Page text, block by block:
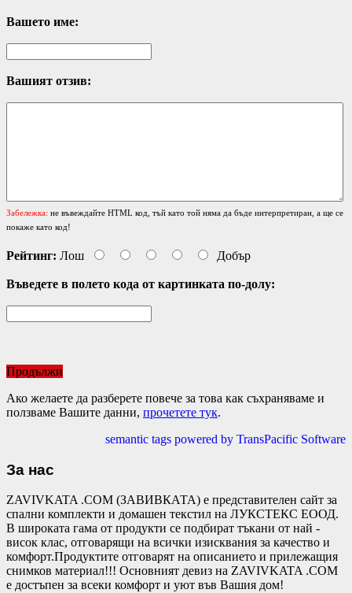
Вашето име:
Вашият отзив:
Забележка: не въвеждайте HTML код, тъй като той няма да бъде интерпретиран, а ще се
покаже като код!
Рейтинг: Лош Добър
Въведете в полето кода от картинката по-долу:
Продължи
Ако желаете да разберете повече за това как съхраняваме и
ползваме Вашите данни, прочетете тук.
semantic tags powered by TransPacific Software
За нас
ZAVIVKATA .COM (ЗАВИВКАТА) е представителен сайт за
спални комплекти и домашен текстил на ЛУКСТЕКС ЕООД.
В широката гама от продукти се подбират тъкани от най -
висок клас, отговарящи на всички изисквания за качество и
комфорт.Продуктите отговарят на описанието и прилежащия
снимков материал!!! Основният девиз на ZAVIVKATA .COM
е достъпен за всеки комфорт и уют във Вашия дом!